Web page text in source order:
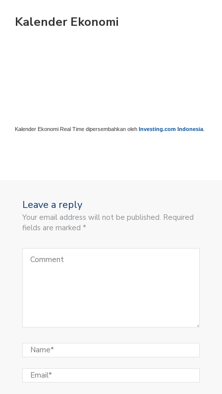
Kalender Ekonomi
Kalender Ekonomi Real Time dipersembahkan oleh Investing.com Indonesia
Leave a reply
Your email address will not be published. Required
fields are marked *